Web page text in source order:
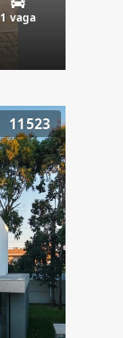
1 vaga
11523